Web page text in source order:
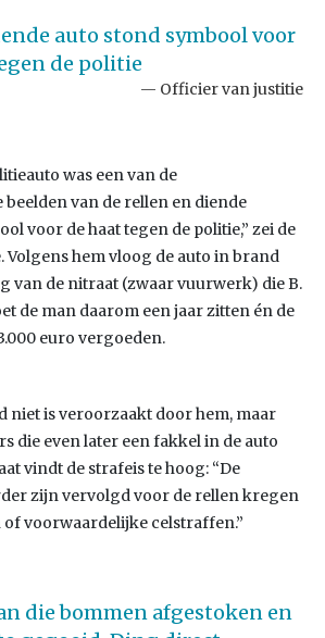
auto stond symbool voor
de politie
Officier van justitie
was een van de
van de rellen en diende
voor de haat tegen de politie,” zei de
hem vloog de auto in brand
van de nitraat (zwaar vuurwerk) die B.
de man daarom een jaar zitten én de
euro vergoeden.
niet is veroorzaakt door hem, maar
die even later een fakkel in de auto
vindt de strafeis te hoog: “De
zijn vervolgd voor de rellen kregen
voorwaardelijke celstraffen.”
die bommen afgestoken en